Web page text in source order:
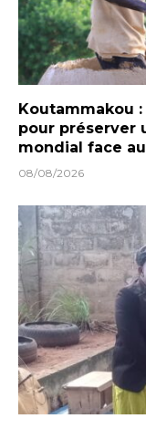
Koutammakou
pour préserver
mondial face
08/08/2026